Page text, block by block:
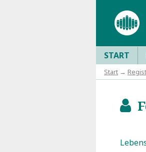
START
Start →
b